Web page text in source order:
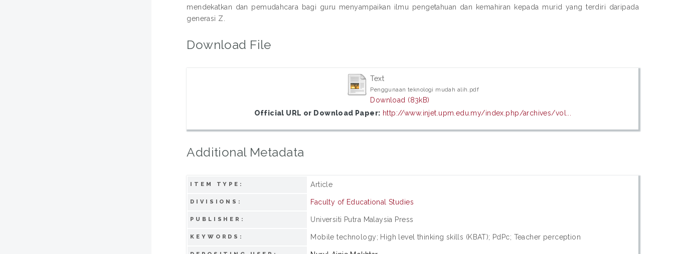
mendekatkan dan pemudahcara bagi guru menyampaikan ilmu pengetahuan dan kemahiran kepada murid yang terdiri daripada
generasi Z.
Download File
Text
Penggunaan teknologi mudah alih.pdf
Download (83kB)
Official URL or Download Paper: http://www.injet.upm.edu.my/index.php/archives/vol...
Additional Metadata
ITEM TYPE: Article
DIVISIONS: Faculty of Educational Studies
PUBLISHER: Universiti Putra Malaysia Press
KEYWORDS: Mobile technology; High level thinking skills (KBAT); PdPc; Teacher perception